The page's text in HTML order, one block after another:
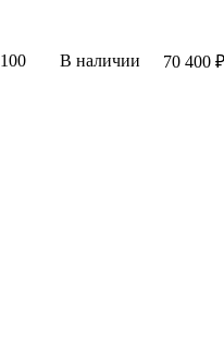
100 В наличии 70 400 ₽